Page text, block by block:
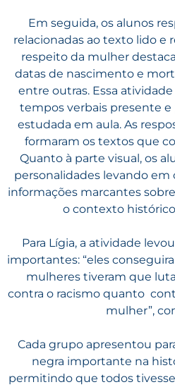
Em seguida, os alunos
relacionadas ao texto lido e
respeito da mulher
datas de nascimento e
entre outras. Essa
tempos verbais presente e
estudada em aula. As
formaram os textos que
Quanto à parte visual, os
personalidades levando em
informações marcantes
o contexto
Para Lígia, a atividade
importantes: “eles
mulheres tiveram que
contra o racismo quanto
mulher”,
Cada grupo apresentou
negra importante na
permitindo que todos